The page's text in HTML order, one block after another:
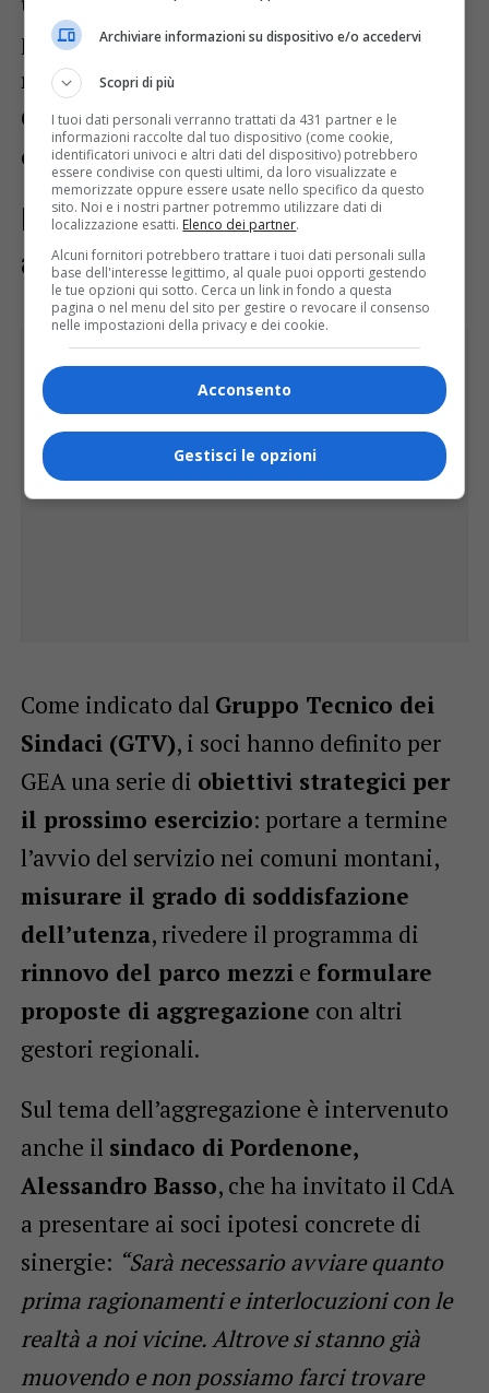
possibilecollaborazione nella
manutenzione dei mezzi operativi di
GEA, con l’obiettivo di mantenere le
competenze e i servizi nel territorio.
Nuovi obiettivi e prospettive di
aggregazione
Come indicato dal Gruppo Tecnico dei
Sindaci (GTV), i soci hanno definito per
GEA una serie di obiettivi strategici per
il prossimo esercizio: portare a termine
l’avvio del servizio nei comuni montani,
misurare il grado di soddisfazione
dell’utenza, rivedere il programma di
rinnovo del parco mezzie formulare
proposte di aggregazione con altri
gestori regionali.
Sul tema dell’aggregazione è intervenuto
anche il sindaco di Pordenone,
Alessandro Basso, che ha invitato il CdA
a presentare ai soci ipotesi concrete di
sinergie: “Sarà necessario avviare quanto
prima ragionamenti e interlocuzioni con le
realtà a noi vicine. Altrove si stanno già
muovendo e non possiamo farci trovare
Archiviare informazioni su dispositivo e/o accedervi
Scopri di più
I tuoi dati personali verranno trattati da 431 partner e le
informazioni raccolte dal tuo dispositivo (come cookie,
identificatori univoci e altri dati del dispositivo) potrebbero
essere condivise con questi ultimi, da loro visualizzate e
memorizzate oppure essere usate nello specifico da questo
sito. Noi e i nostri partner potremmo utilizzare dati di
localizzazione esatti. Elenco dei partner.
Alcuni fornitori potrebbero trattare i tuoi dati personali sulla
base dell'interesse legittimo, al quale puoi opporti gestendo
le tue opzioni qui sotto. Cerca un link in fondo a questa
pagina o nel menu del sito per gestire o revocare il consenso
nelle impostazioni della privacy e dei cookie.
Acconsento
Gestisci le opzioni